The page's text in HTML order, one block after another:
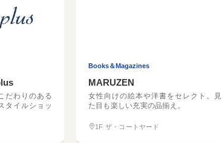
だわりのある
タイルショッ
Books＆Magazines
MARUZEN
女性向けの絵本や洋書をセレクト。見
た目も楽しい充実の品揃え。
1F ザ・コートヤード